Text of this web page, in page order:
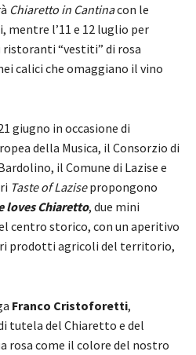
Chiaretto in Cantinacon le
l’11 e 12 luglio per
ristoranti “vestiti” di rosa
calici che omaggiano il vino
giugno in occasione di
della Musica, il Consorzio di
il Comune di Lazise e
Taste of Lazisepropongono
loves Chiaretto, due mini
centro storico, con un aperitivo
prodotti agricoli del territorio,
Franco Cristoforetti,
tutela del Chiaretto e del
rosa come il colore del nostro